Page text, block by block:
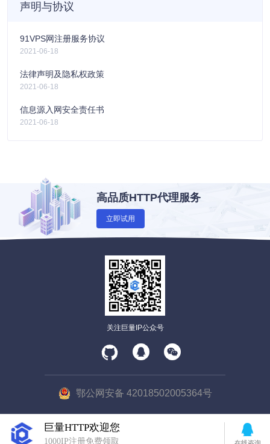
声明与协议
91VPS网注册服务协议
2021-06-18
法律声明及隐私权政策
2021-06-18
信息源入网安全责任书
2021-06-18
高品质HTTP代理服务
立即试用
关注巨量IP公众号
鄂公网安备 42018502005364号